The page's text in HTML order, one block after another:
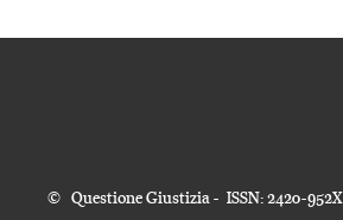
© Questione Giustizia - ISSN: 2420-952X